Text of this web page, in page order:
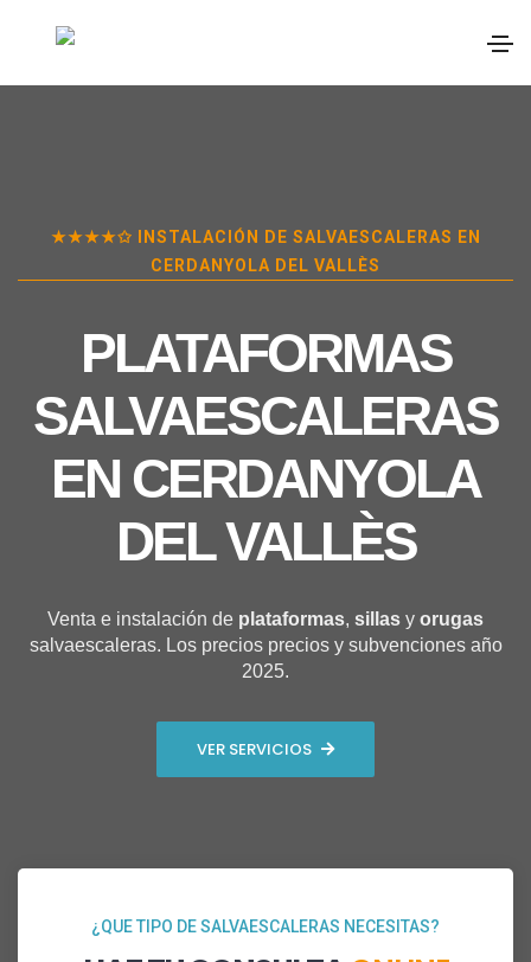
★★★★✩ INSTALACIÓN DE SALVAESCALERAS EN
CERDANYOLA DEL VALLÈS
PLATAFORMAS
SALVAESCALERAS
EN CERDANYOLA
DEL VALLÈS
Venta e instalación de plataformas, sillas y orugas
salvaescaleras. Los precios precios y subvenciones año
2025.
VER SERVICIOS
¿QUE TIPO DE SALVAESCALERAS NECESITAS?